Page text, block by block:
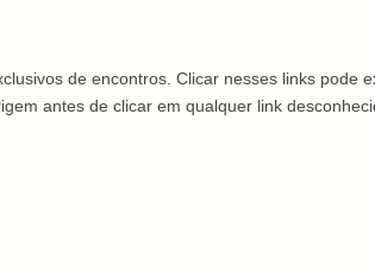
de encontros. Clicar nesses links pode
antes de clicar em qualquer link